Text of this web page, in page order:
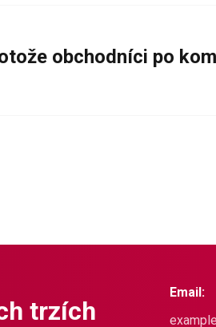
obchodníci po
trzích
Email: